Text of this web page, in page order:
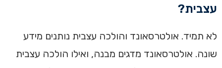
עצבית?
לא תמיד. אולטרסאונד והולכה עצבית נותנים מידע
שונה. אולטרסאונד מדגים מבנה, ואילו הולכה עצבית